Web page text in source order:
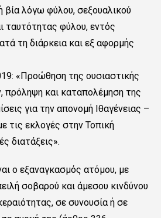
βία λόγω φύλου, σεξουαλικού
ταυτότητας φύλου, εντός
τη διάρκεια και εξ αφορμής
«Προώθηση της ουσιαστικής
και καταπολέμηση της
για την απονομή Ιθαγένειας –
τις εκλογές στην Τοπική
διατάξεις».
ο εξαναγκασμός ατόμου, με
σοβαρού και άμεσου κινδύνου
σε συνουσία ή σε